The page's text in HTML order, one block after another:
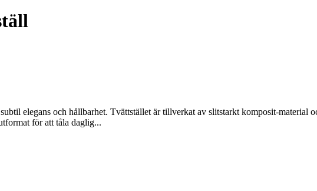
elegans och hållbarhet. Tvättstället är tillverkat av slitstarkt komposit-material
för att tåla daglig...